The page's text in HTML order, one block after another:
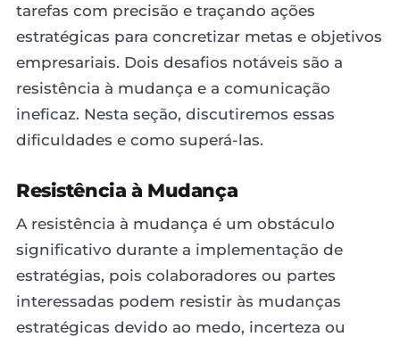
tarefas com precisão e traçando ações
estratégicas para concretizar metas e objetivos
empresariais. Dois desafios notáveis são a
resistência à mudança e a comunicação
ineficaz. Nesta seção, discutiremos essas
dificuldades e como superá-las.
Resistência à Mudança
A resistência à mudança é um obstáculo
significativo durante a implementação de
estratégias, pois colaboradores ou partes
interessadas podem resistir às mudanças
estratégicas devido ao medo, incerteza ou